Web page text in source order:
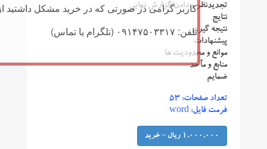
تجدیدنظر و دادن گزارش نهایی
نتایج
نتیجه گیری
پیشنهادات
موانع و محدودیت ها
منابع و مآخذ
ضمایم
تعداد صفحات: ۵۳
فرمت فایل: word
1,000,000 ریال – خرید
کاربر گرامی در صورتی که در خرید مشکل داشتید
تلفن: ۰۹۱۴۷۵۰۳۳۱۷ (تلگرام یا تماس)